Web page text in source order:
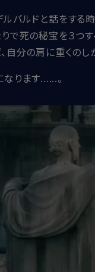
バルドと話をす
で死の秘宝を３つ
自分の肩に重くの
ります......。